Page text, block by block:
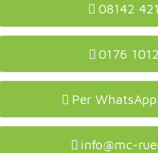
08142
0176
Per
info@mc-